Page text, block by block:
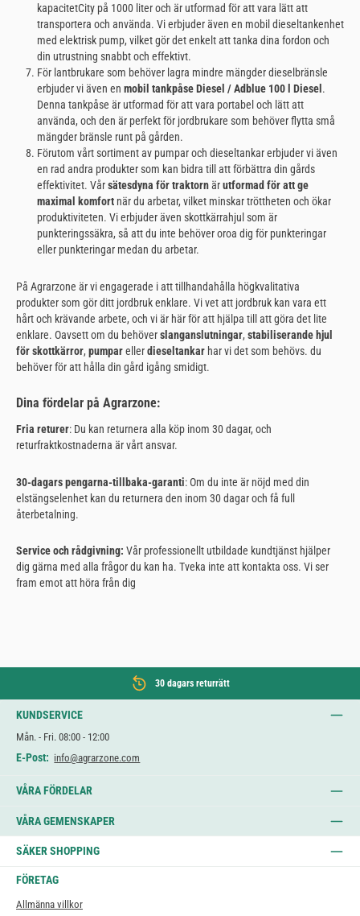
kapacitetCity på 1000 liter och är utformad för att vara lätt att
transportera och använda. Vi erbjuder även en mobil dieseltankenhet
med elektrisk pump, vilket gör det enkelt att tanka dina fordon och
din utrustning snabbt och effektivt.
För lantbrukare som behöver lagra mindre mängder dieselbränsle
erbjuder vi även en mobil tankpåse Diesel / Adblue 100 l Diesel .
Denna tankpåse är utformad för att vara portabel och lätt att
använda, och den är perfekt för jordbrukare som behöver flytta små
mängder bränsle runt på gården.
Förutom vårt sortiment av pumpar och dieseltankar erbjuder vi även
en rad andra produkter som kan bidra till att förbättra din gårds
effektivitet. Vårsätesdyna för traktornärutformad för att ge
maximal komfort när du arbetar, vilket minskar tröttheten och ökar
produktiviteten. Vi erbjuder även skottkärrahjul som är
punkteringssäkra, så att du inte behöver oroa dig för punkteringar
eller punkteringar medan du arbetar.
På Agrarzone är vi engagerade i att tillhandahålla högkvalitativa
produkter som gör ditt jordbruk enklare. Vi vet att jordbruk kan vara ett
hårt och krävande arbete, och vi är här för att hjälpa till att göra det lite
enklare. Oavsett om du behöverslanganslutningar, stabiliserande hjul
för skottkärror, pumparellerdieseltankar har vi det som behövs. du
behöver för att hålla din gård igång smidigt.
Dina fördelar på Agrarzone:
Fria returer: Du kan returnera alla köp inom 30 dagar, och
returfraktkostnaderna är vårt ansvar.
30-dagars pengarna-tillbaka-garanti: Om du inte är nöjd med din
elstängselenhet kan du returnera den inom 30 dagar och få full
återbetalning.
Service och rådgivning: Vår professionellt utbildade kundtjänst hjälper
dig gärna med alla frågor du kan ha. Tveka inte att kontakta oss. Vi ser
fram emot att höra från dig
30 dagars returrätt
KUNDSERVICE
Mån. - Fri. 08:00 - 12:00
E-Post: info@agrarzone.com
VÅRA FÖRDELAR
VÅRA GEMENSKAPER
SÄKER SHOPPING
FÖRETAG
Allmänna villkor